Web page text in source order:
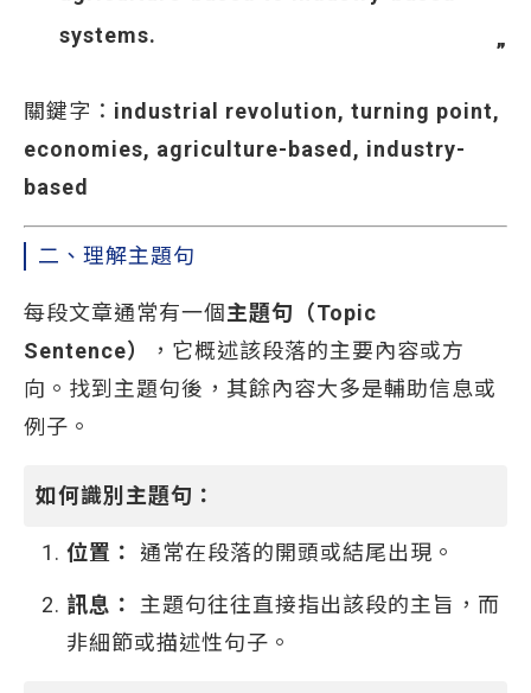
systems.
關鍵字： industrial revolution, turning point,
economies, agriculture-based, industry-
based
二、理解主題句
每段文章通常有一個主題句（Topic
Sentence）
，它概述該段落的主要內容或方
向。找到主題句後，其餘內容大多是輔助信息或
例子。
如何識別主題句：
位置： 通常在段落的開頭或結尾出現。
訊息：
主題句往往直接指出該段的主旨，而
非細節或描述性句子。